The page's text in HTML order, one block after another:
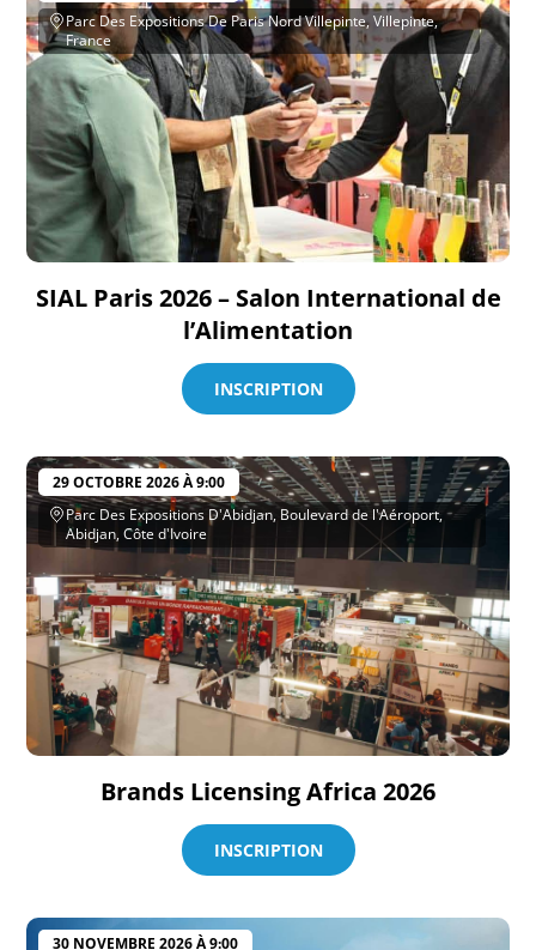
Parc Des Expositions De Paris Nord Villepinte, Villepinte,
France
SIAL Paris 2026 – Salon International de
l’Alimentation
INSCRIPTION
29 OCTOBRE 2026 À 9:00
Parc Des Expositions D'Abidjan, Boulevard de l'Aéroport,
Abidjan, Côte d'Ivoire
Brands Licensing Africa 2026
INSCRIPTION
30 NOVEMBRE 2026 À 9:00